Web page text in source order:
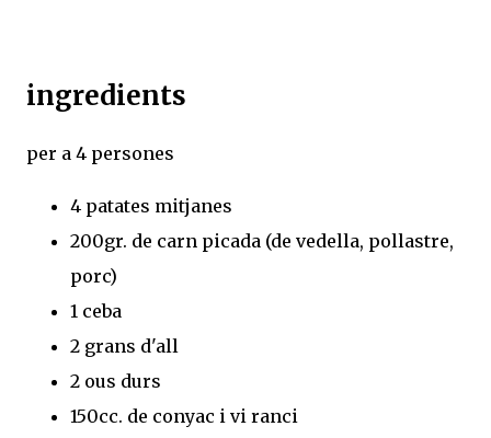
ingredients
per a 4 persones
4 patates mitjanes
200gr. de carn picada (de vedella, pollastre,
porc)
1 ceba
2 grans d'all
2 ous durs
150cc. de conyac i vi ranci